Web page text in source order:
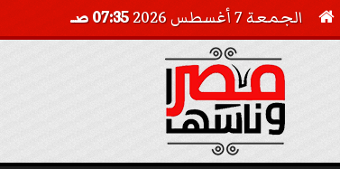
 الجمعة 7 أغسطس 2026 07:35 صـ